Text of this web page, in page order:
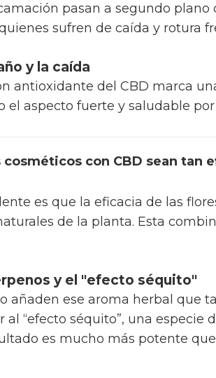
pasan a segundo
sufren de caída y rotura
y la caída
antioxidante del CBD marca
el aspecto fuerte y saludable
cosméticos con CBD sean tan
es que la eficacia de las
de la planta. Esta
y el "efecto séquito"
añaden ese aroma herbal que
al “efecto séquito”, una
es mucho más potente